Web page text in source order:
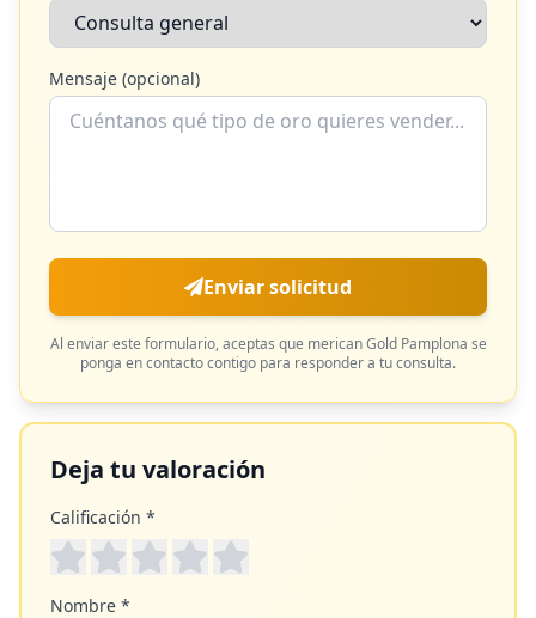
Mensaje (opcional)
Enviar solicitud
Al enviar este formulario, aceptas que merican Gold Pamplona se
ponga en contacto contigo para responder a tu consulta.
Deja tu valoración
Calificación *
Nombre *